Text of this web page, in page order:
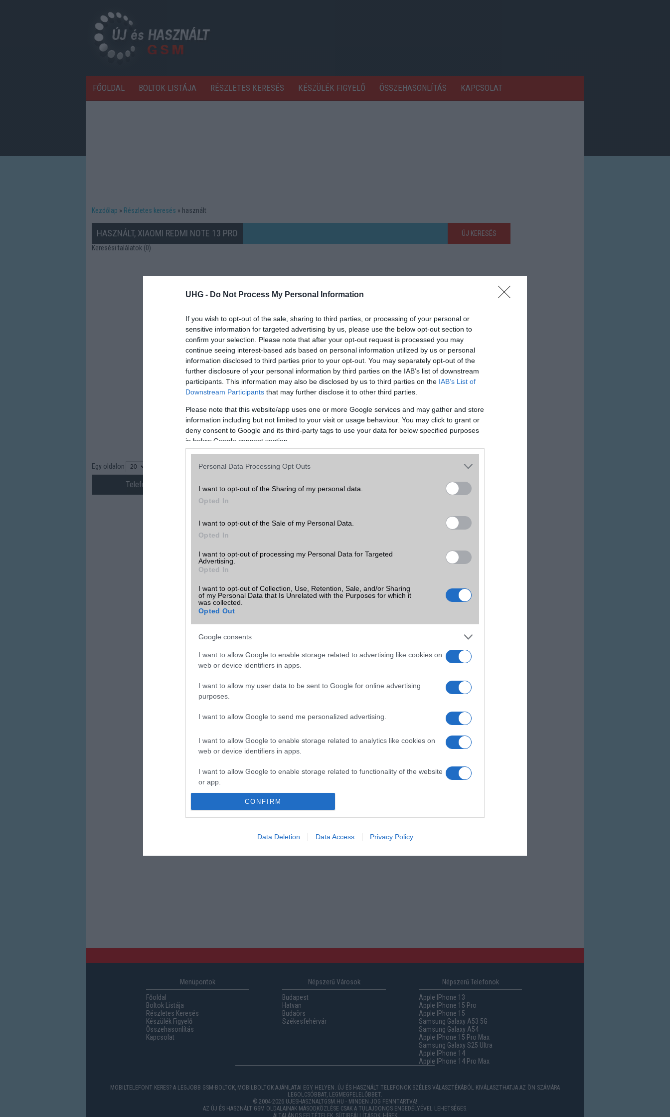
UHG - Do Not Process My Personal Information
If you wish to opt-out of the sale, sharing to third parties, or processing of your personal or
sensitive information for targeted advertising by us, please use the below opt-out section to
confirm your selection. Please note that after your opt-out request is processed you may
continue seeing interest-based ads based on personal information utilized by us or personal
information disclosed to third parties prior to your opt-out. You may separately opt-out of the
further disclosure of your personal information by third parties on the IAB’s list of downstream
participants. This information may also be disclosed by us to third parties on the IAB’s List of
Downstream Participants that may further disclose it to other third parties.
Please note that this website/app uses one or more Google services and may gather and store
information including but not limited to your visit or usage behaviour. You may click to grant or
deny consent to Google and its third-party tags to use your data for below specified purposes
in below Google consent section.
Personal Data Processing Opt Outs
I want to opt-out of the Sharing of my personal data.
Opted In
I want to opt-out of the Sale of my Personal Data.
Opted In
I want to opt-out of processing my Personal Data for Targeted
Advertising.
Opted In
I want to opt-out of Collection, Use, Retention, Sale, and/or Sharing
of my Personal Data that Is Unrelated with the Purposes for which it
was collected.
Opted Out
Google consents
I want to allow Google to enable storage related to advertising like cookies on
web or device identifiers in apps.
I want to allow my user data to be sent to Google for online advertising
purposes.
I want to allow Google to send me personalized advertising.
I want to allow Google to enable storage related to analytics like cookies on
web or device identifiers in apps.
I want to allow Google to enable storage related to functionality of the website
or app.
I want to allow Google to enable storage related to personalization.
authentication functionality and fraud prevention, and other user protection.
CONFIRM
Data Deletion Data Access Privacy Policy
FŐOLDAL BOLTOK LISTÁJA RÉSZLETES KERESÉS KÉSZÜLÉK FIGYELŐ ÖSSZEHASONLÍTÁS KAPCSOLAT
Kezdőlap Részletes keresés használt
HASZNÁLT, XIAOMI REDMI NOTE 13 PRO
ÚJ KERESÉS
Keresési találatok (0)
Egy oldalon
Telefon neve Bruttó ár Telefon értékelése
Menüpontok
Főoldal
Boltok Listája
Részletes Keresés
Készülék Figyelő
Összehasonlítás
Kapcsolat
Népszerű Városok
Budapest
Hatvan
Budaörs
Székesfehérvár
Népszerű Telefonok
Apple IPhone 13
Apple IPhone 15 Pro
Apple IPhone 15
Samsung Galaxy A53 5G
Samsung Galaxy A54
Apple IPhone 15 Pro Max
Samsung Galaxy S25 Ultra
Apple IPhone 14
Apple IPhone 14 Pro Max
MOBILTELEFONT KERES? A LEGJOBB GSM-BOLTOK, MOBILBOLTOK AJÁNLATAI EGY HELYEN. ÚJ ÉS HASZNÁLT TELEFONOK SZÉLES VÁLASZTÉKÁBÓL KIVÁLASZTHATJA AZ ÖN SZÁMÁRA
LEGOLCSÓBBAT, LEGMEGFELELŐBBET.
© 2004-2026 UJESHASZNALTGSM.HU - MINDEN JOG FENNTARTVA!
AZ ÚJ ÉS HASZNÁLT GSM OLDALAINAK MÁSODKÖZLÉSE CSAK A TULAJDONOS ENGEDÉLYÉVEL LEHETSÉGES.
ÁLTALÁNOS FELTÉTELEK, SÜTIBEÁLLÍTÁSOK, HÍREK